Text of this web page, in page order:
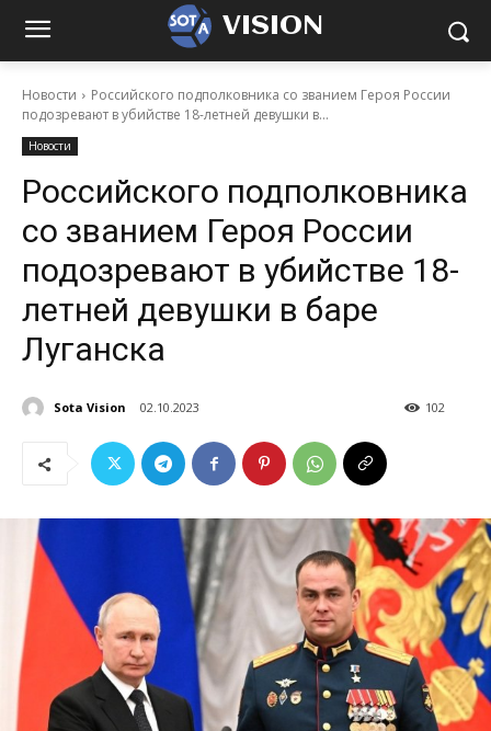
VISION
Новости
Российского подполковника со званием Героя России
подозревают в убийстве 18-летней девушки в...
Новости
Российского подполковника
со званием Героя России
подозревают в убийстве 18-
летней девушки в баре
Луганска
Sota Vision 02.10.2023 102